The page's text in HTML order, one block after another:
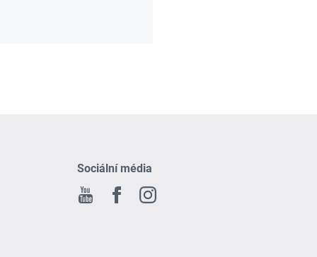
Sociální média
Youtube FacebookInstagram